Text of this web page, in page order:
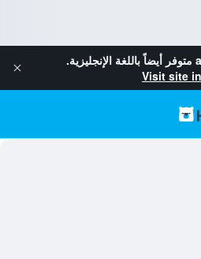
متوفر أيضاً باللغة الإنجليزية.
Visit site